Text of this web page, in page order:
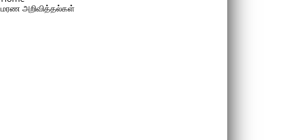
மரண அறிவித்தல்கள்